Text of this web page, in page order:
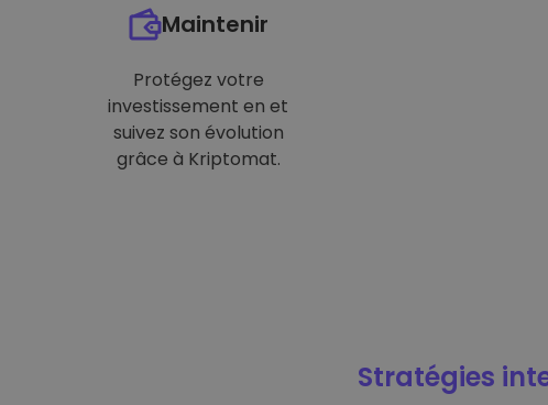
Maintenir
Protégez votre
investissement en et
suivez son évolution
grâce à Kriptomat.
Stratégies